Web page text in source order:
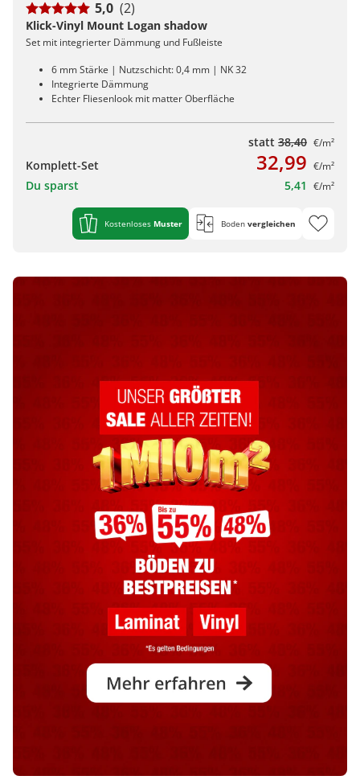
5,0 (2)
Klick-Vinyl Mount Logan shadow
Set mit integrierter Dämmung und Fußleiste
6 mm Stärke | Nutzschicht: 0,4 mm | NK 32
Integrierte Dämmung
Echter Fliesenlook mit matter Oberfläche
statt 38,40 €/m²
Komplett-Set 32,99 €/m²
Du sparst 5,41 €/m²
Kostenloses Muster Boden vergleichen